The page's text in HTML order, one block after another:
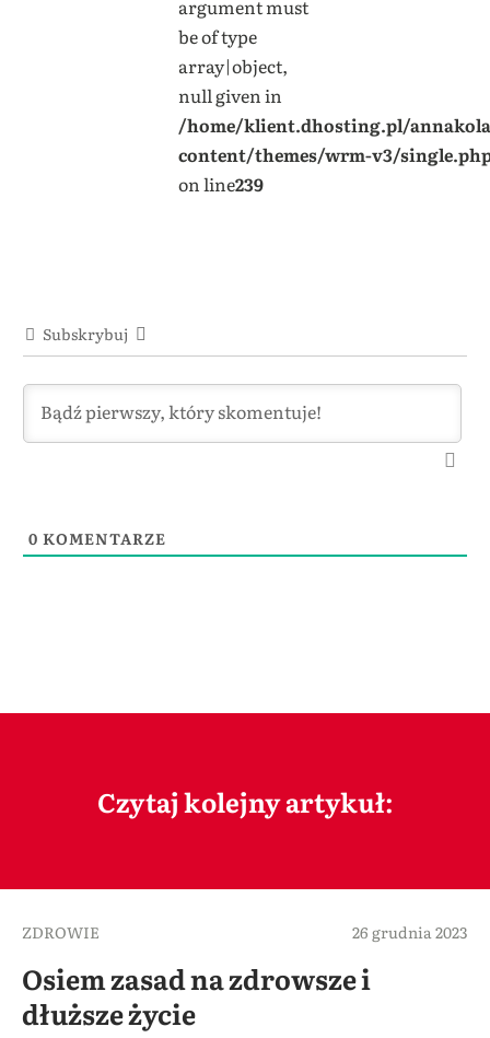
argument must
be of type
array|object,
null given in
/home/klient.dhosting.pl/
content/themes/wrm-v3/
on line239
Subskrybuj
0 KOMENTARZE
Czytaj kolejny artykuł:
ZDROWIE 26 grudnia 2023
Osiem zasad na zdrowsze i
dłuższe życie